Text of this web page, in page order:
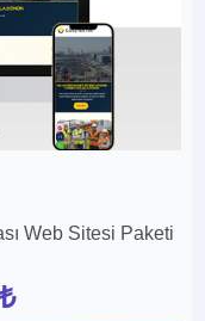
Web Sitesi Paketi